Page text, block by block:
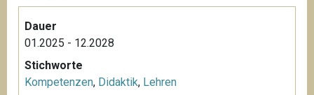
Dauer
01.2025 - 12.2028
Stichworte
Kompetenzen, Didaktik, Lehren